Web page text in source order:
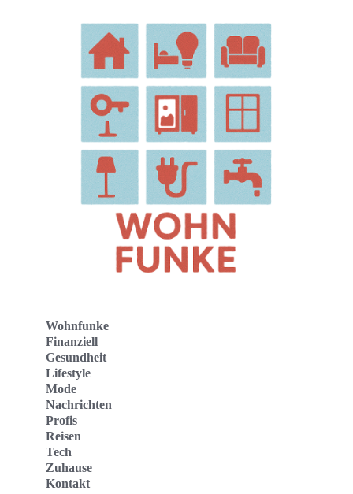
Wohnfunke
Finanziell
Gesundheit
Lifestyle
Mode
Nachrichten
Profis
Reisen
Tech
Zuhause
Kontakt